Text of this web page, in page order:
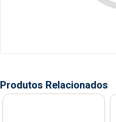
Produtos Relacionados